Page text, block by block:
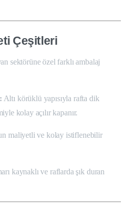
Çeşitleri
sektörüne özel farklı ambalaj
Altı körüklü yapısıyla rafta dik
kolay açılır kapanır.
maliyetli ve kolay istiflenebilir
kaynaklı ve raflarda şık duran